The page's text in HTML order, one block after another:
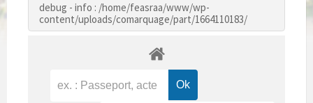
debug - info : /home/feasraa/www/wp-
content/uploads/comarquage/part/1664110183/